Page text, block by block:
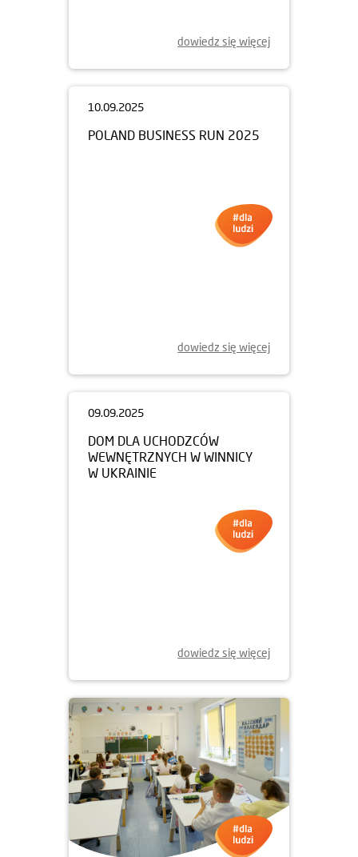
dowiedz się więcej
dowiedz się więcej
dowiedz się więcej